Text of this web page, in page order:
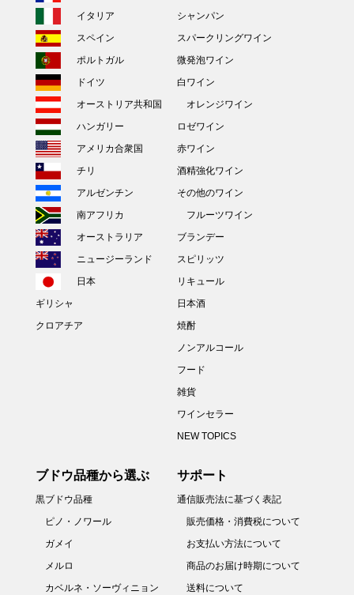
イタリア
スペイン
ポルトガル
ドイツ
オーストリア共和国
ハンガリー
アメリカ合衆国
チリ
アルゼンチン
南アフリカ
オーストラリア
ニュージーランド
日本
ギリシャ
クロアチア
シャンパン
スパークリングワイン
微発泡ワイン
白ワイン
オレンジワイン
ロゼワイン
赤ワイン
酒精強化ワイン
その他のワイン
フルーツワイン
ブランデー
スピリッツ
リキュール
日本酒
焼酎
ノンアルコール
フード
雑貨
ワインセラー
NEW TOPICS
ブドウ品種から選ぶ
黒ブドウ品種
ピノ・ノワール
ガメイ
メルロ
カベルネ・ソーヴィニョン
サポート
通信販売法に基づく表記
販売価格・消費税について
お支払い方法について
商品のお届け時期について
送料について